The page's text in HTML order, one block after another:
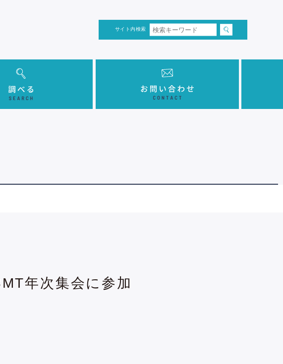
サイト内検索
年次集会に参加